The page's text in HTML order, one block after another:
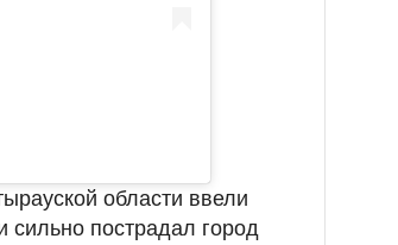
области ввели
сильно пострадал город